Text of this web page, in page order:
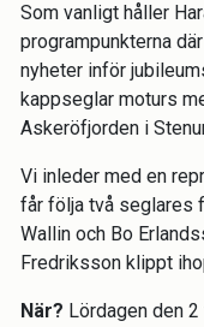
Som vanligt håller
programpunkterna
nyheter inför
kappseglar moturs
Askeröfjorden i
Vi inleder med en
får följa två seglares
Wallin och Bo
Fredriksson klippt
När? Lördagen den